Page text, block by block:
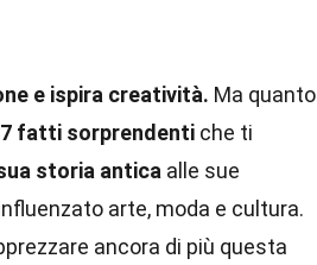
e ispira creatività. Ma quanto
fatti sorprendenti che ti
storia antica alle sue
arte, moda e cultura.
ancora di più questa